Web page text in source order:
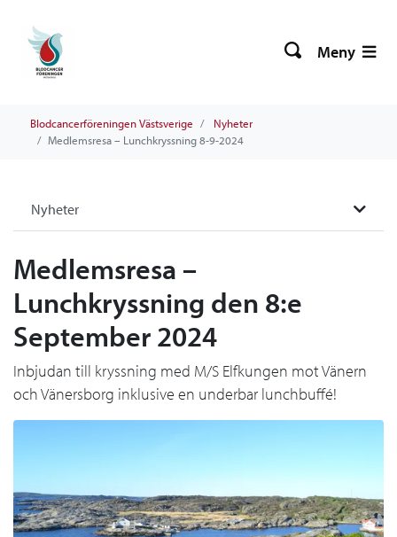
Meny
Blodcancerföreningen Västsverige
Nyheter
Medlemsresa – Lunchkryssning 8-9-2024
Nyheter
Medlemsresa –
Lunchkryssning den 8:e
September 2024
Inbjudan till kryssning med M/S Elfkungen mot Vänern
och Vänersborg inklusive en underbar lunchbuffé!